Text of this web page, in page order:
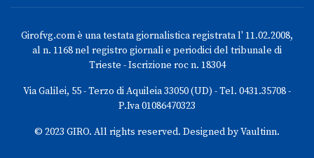
Girofvg.com è una testata giornalistica registrata l' 11.02.2008,
al n. 1168 nel registro giornali e periodici del tribunale di
Trieste - Iscrizione roc n. 18304
Via Galilei, 55 - Terzo di Aquileia 33050 (UD) - Tel. 0431.35708 -
P.Iva 01086470323
© 2023 GIRO. All rights reserved. Designed by Vaultinn.